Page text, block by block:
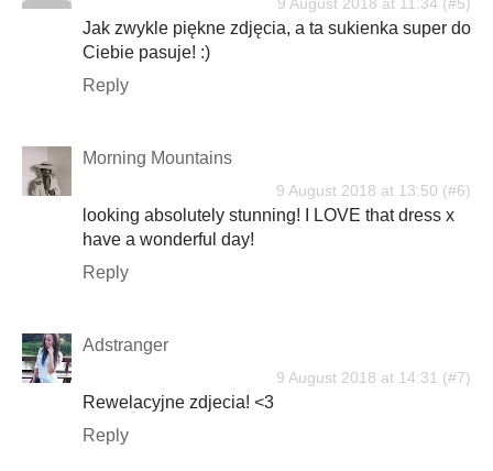
Jak zwykle piękne zdjęcia, a ta sukienka super do
Ciebie pasuje! :)
Reply
Morning Mountains
9 August 2018 at 13:50
looking absolutely stunning! I LOVE that dress x
have a wonderful day!
Reply
Adstranger
9 August 2018 at 14:31
Rewelacyjne zdjecia! <3
Reply